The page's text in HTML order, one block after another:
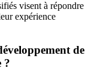
visent à répondre
expérience
de
?